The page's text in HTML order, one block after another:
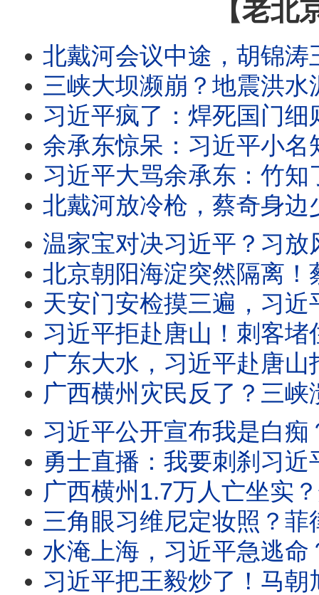
【老北
北戴河会议中途，胡锦涛王岐山突露面？习近平动手抢香港保险钱了
三峡大坝濒崩？地震洪水泥石流齐发，九孔承不住；大河南公开挺西平大侠
习近平疯了：焊死国门细则出炉，出入境局造反了？八毒招阻出境，内幕竟
余承东惊呆：习近平小名知了！河南杨佳手刃恶霸后出逃，乡亲全力
习近平大骂余承东：竹知了革命全面爆发！中共出入境新规：请配合放弃
北戴河放冷枪，蔡奇身边少一人！习近平抓了大人物？辛奇养父辛
温家宝对决习近平？习放风抓全家！长春政府反了？摊牌、躺平！党内
北京朝阳海淀突然隔离！蔡奇放风胡锦涛离世？360搜索结果习近平
天安门安检摸三遍，习近平获封发疯的野猪！军中大乱，军头全员
习近平拒赴唐山！刺客堵住李强？中共宣布新冠再喷发，三亿牛马抛
广东大水，习近平赴唐山指挥抗震？勇士喊：二愣子滚！灭共V字仇刹哥雨夜
广西横州灾民反了？三峡溃坝爆料人失联！指纹声纹流出？王虹邓煜获数
习近平公开宣布我是白痴？三峡再爆新绝密资料，水电系一二把手全
勇士直播：我要刺刹习近平！北京石景山爆大屠杀：武警突接密令！广西横
广西横州1.7万人亡坐实？爆料者被抓！胡舒立叛变？财新网发文追打王岐
三角眼习维尼定妆照？菲律宾把习近平气坏了！中纪委内鬼作乱，习官
水淹上海，习近平急逃命？上海人狂酸习；习明泽接总书记班路线图流出？王
习近平把王毅炒了！马朝旭紧急访美修补关系？王沪宁访朝，反复双手合十向